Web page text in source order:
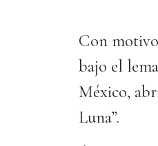
Con
bajo el
México,
Luna”.